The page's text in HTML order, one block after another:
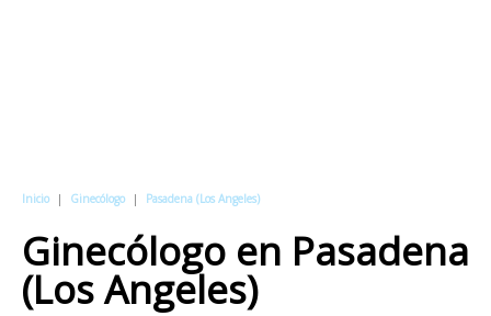
Inicio | Ginecólogo | Pasadena (Los Angeles)
Ginecólogo en Pasadena
(Los Angeles)